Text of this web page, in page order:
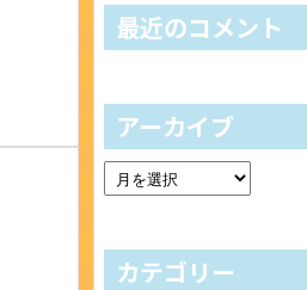
最近のコメント
アーカイブ
カテゴリー